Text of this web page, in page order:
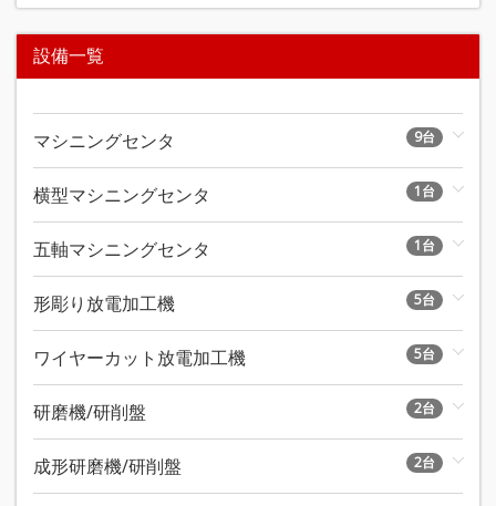
設備一覧
9台
マシニングセンタ
1台
横型マシニングセンタ
1台
五軸マシニングセンタ
5台
形彫り放電加工機
5台
ワイヤーカット放電加工機
2台
研磨機/研削盤
2台
成形研磨機/研削盤